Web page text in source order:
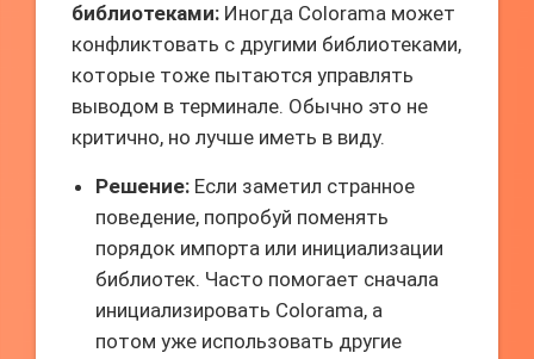
библиотеками: Иногда Colorama может
конфликтовать с другими библиотеками,
которые тоже пытаются управлять
выводом в терминале. Обычно это не
критично, но лучше иметь в виду.
Решение: Если заметил странное
поведение, попробуй поменять
порядок импорта или инициализации
библиотек. Часто помогает сначала
инициализировать Colorama, а
потом уже использовать другие